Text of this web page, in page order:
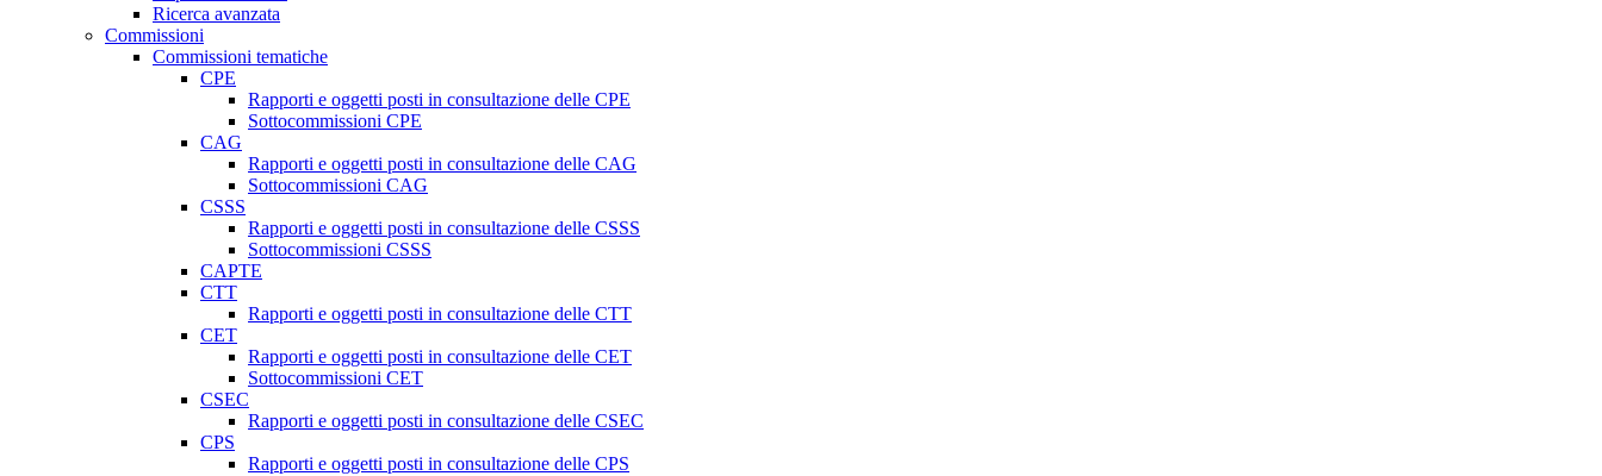
Ricerca avanzata
Commissioni
Commissioni tematiche
CPE
Rapporti e oggetti posti in consultazione delle CPE
Sottocommissioni CPE
CAG
Rapporti e oggetti posti in consultazione delle CAG
Sottocommissioni CAG
CSSS
Rapporti e oggetti posti in consultazione delle CSSS
Sottocommissioni CSSS
CAPTE
CTT
Rapporti e oggetti posti in consultazione delle CTT
CET
Rapporti e oggetti posti in consultazione delle CET
Sottocommissioni CET
CSEC
Rapporti e oggetti posti in consultazione delle CSEC
CPS
Rapporti e oggetti posti in consultazione delle CPS